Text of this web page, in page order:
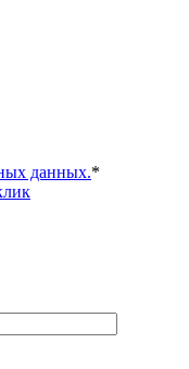
данных.*